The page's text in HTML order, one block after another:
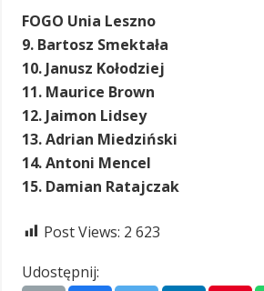
FOGO Unia Leszno
9. Bartosz Smektała
10. Janusz Kołodziej
11. Maurice Brown
12. Jaimon Lidsey
13. Adrian Miedziński
14. Antoni Mencel
15. Damian Ratajczak
Post Views: 2 623
Udostępnij: